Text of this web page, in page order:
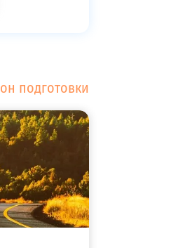
подготовки